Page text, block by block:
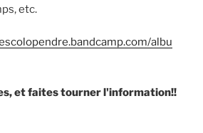
etc.
albu
et faites tourner l'information!!